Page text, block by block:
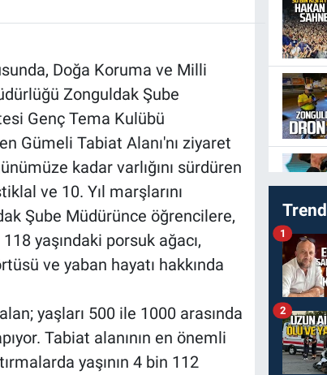
Doğa Koruma ve Milli
Zonguldak Şube
Genç Tema Kulübü
Gümeli Tabiat Alanı'nı ziyaret
kadar varlığını sürdüren
ve 10. Yıl marşlarını
Şube Müdürünce öğrencilere,
yaşındaki porsuk ağacı,
ve yaban hayatı hakkında
yaşları 500 ile 1000 arasında
Tabiat alanının en önemli
yaşının 4 bin 112
1
2